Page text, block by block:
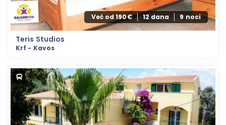
Već od 190€ 12 dana 9 noci
Teris Studios
Krf - Kavos